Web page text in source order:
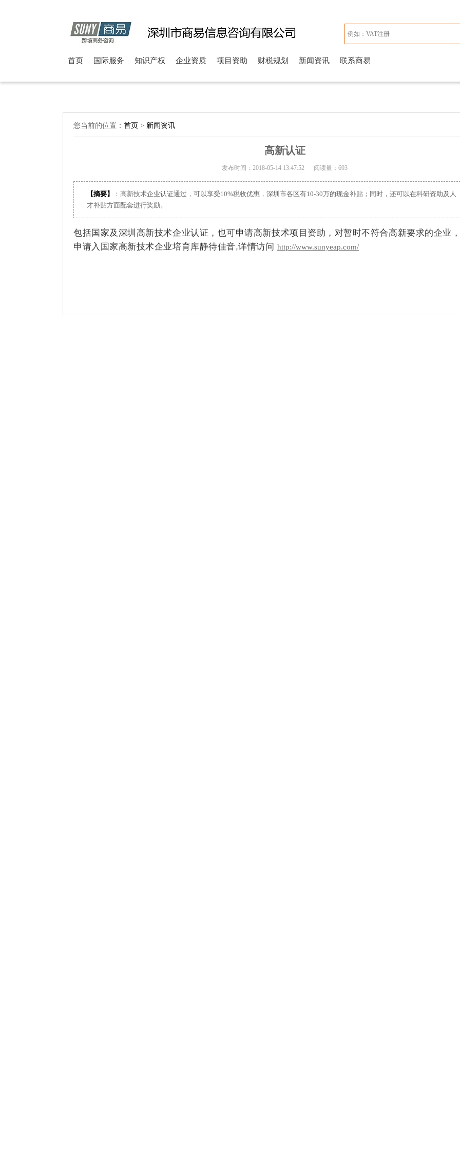
联系商易
新闻资讯
财税规划
项目资助
企业资质
知识产权
国际服务
首页
您当前的位置： 首页 > 新闻资讯
高新认证
发布时间：2018-05-14 13:47:52 阅读量： 693
【摘要】
：高新技术企业认证通过，可以享受10%税收优惠，深圳市各区有10-30万的现金补贴；同时，还可以在科研资助及人
才补贴方面配套进行奖励。
包括国家及深圳高新技术企业认证，也可申请高新技术项目资助，对暂时不符合高新要求的企业
申请入国家高新技术企业培育库静待佳音,详情访问http://www.sunyeap.com/